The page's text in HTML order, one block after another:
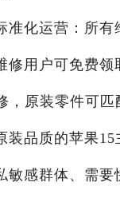
准化运营：所
修用户可免费
，原装零件可匹
装品质的苹果
敏感群体、需